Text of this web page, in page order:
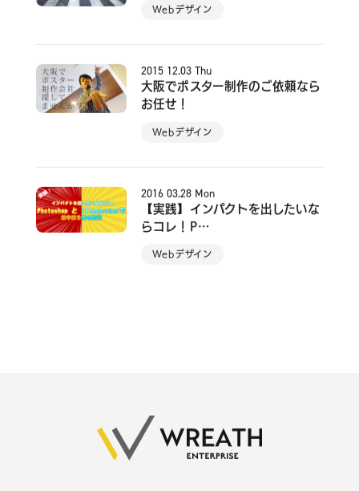
Webデザイン
2015 12.03 Thu
大阪でポスター制作のご依頼なら
お任せ！
Webデザイン
2016 03.28 Mon
【実践】インパクトを出したいな
らコレ！P…
Webデザイン